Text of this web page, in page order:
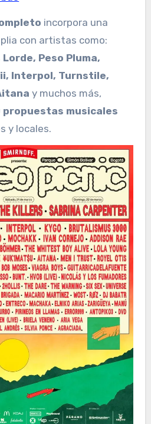
incorpora una
con artistas como:
Peso Pluma,
Interpol, Turnstile,
y muchos más,
propuestas musicales
y locales.